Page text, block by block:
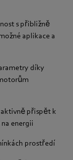
s přibližně
aplikace a
díky
přispět k
energii
prostředí